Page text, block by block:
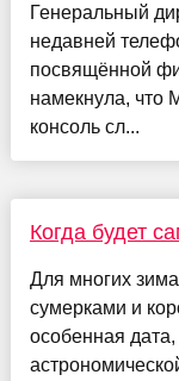
Генеральный
недавней
посвящённой
намекнула, что
консоль сл...
Когда будет
Для многих
сумерками и
особенная